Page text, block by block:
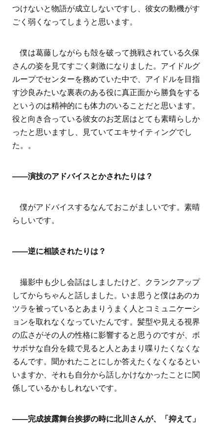
つけないと物語が成立しないですし、彼女の動機がす
ごく弱くなってしまうと思います。
僕は葛藤しながらも殻を破って挑戦されている久保
さんの姿を見てすごく刺激になりました。アイドルグ
ループでセンターを務めていた中で、アイドルを目指
す沙良みたいな裏表のある役に真正面から勝負をする
というのは精神的にも体力のいることだと思います。
役と向き合っている彼女のお芝居はとても素晴らしか
ったと思いますし、見ていてエキサイティングでし
た。。
――演技のアドバイスとかされたりは？
僕がアドバイスするなんておこがましいです。素晴
らしいです。
――逆に相談されたりは？
撮影中も少し会話はしましたけど、クランクアップ
してからちゃんと話しました。いま思うと僕はあのカ
ツラを被っているとあまりうまく人とコミュニケーシ
ョンを取れなくなっていたんです。髪型や見える視界
の広さがその人の性格に影響すると思うのですが、ボ
サボサな自分を鏡で見ると人とあまり喋りたくなくな
るんです。聞かれたことにしか答えたくなくなるとい
いますか、それも自分から話しかけなかったことに関
係しているかもしれないです。
――完成披露舞台挨拶の時に北川さんが、「抑えて」